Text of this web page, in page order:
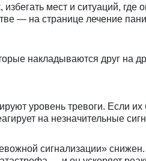
мест и ситуаций, где
— на странице лечение
накладываются друг на
уровень тревоги. Если их
на незначительные
сигнализации» снижен.